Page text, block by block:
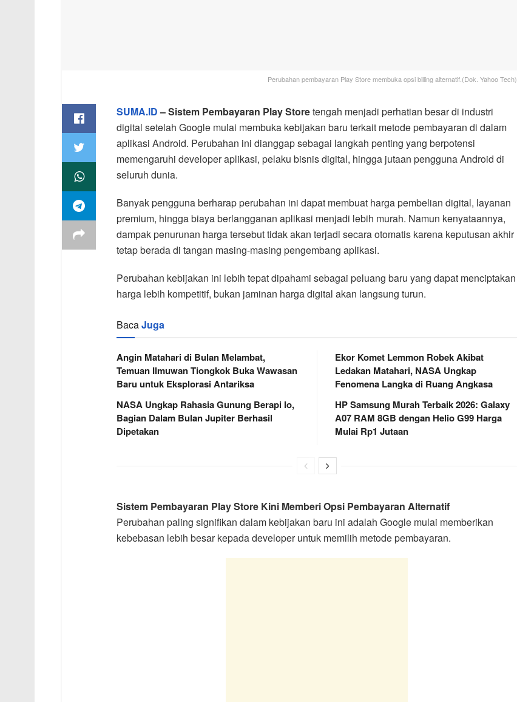
Perubahan pembayaran Play Store membuka opsi billing alternatif.(Dok. Yahoo Tech)
SUMA.ID– Sistem Pembayaran Play Storetengah menjadi perhatian besar di industri
digital setelah Google mulai membuka kebijakan baru terkait metode pembayaran di dalam
aplikasi Android. Perubahan ini dianggap sebagai langkah penting yang berpotensi
memengaruhi developer aplikasi, pelaku bisnis digital, hingga jutaan pengguna Android di
seluruh dunia.
Banyak pengguna berharap perubahan ini dapat membuat harga pembelian digital, layanan
premium, hingga biaya berlangganan aplikasi menjadi lebih murah. Namun kenyataannya,
dampak penurunan harga tersebut tidak akan terjadi secara otomatis karena keputusan akhir
tetap berada di tangan masing-masing pengembang aplikasi.
Perubahan kebijakan ini lebih tepat dipahami sebagai peluang baru yang dapat menciptakan
harga lebih kompetitif, bukan jaminan harga digital akan langsung turun.
BacaJuga
Angin Matahari di Bulan Melambat,
Temuan Ilmuwan Tiongkok Buka Wawasan
Baru untuk Eksplorasi Antariksa
NASA Ungkap Rahasia Gunung Berapi Io,
Bagian Dalam Bulan Jupiter Berhasil
Dipetakan
Ekor Komet Lemmon Robek Akibat
Ledakan Matahari, NASA Ungkap
Fenomena Langka di Ruang Angkasa
HP Samsung Murah Terbaik 2026: Galaxy
A07 RAM 8GB dengan Helio G99 Harga
Mulai Rp1 Jutaan
Sistem Pembayaran Play Store Kini Memberi Opsi Pembayaran Alternatif
Perubahan paling signifikan dalam kebijakan baru ini adalah Google mulai memberikan
kebebasan lebih besar kepada developer untuk memilih metode pembayaran.